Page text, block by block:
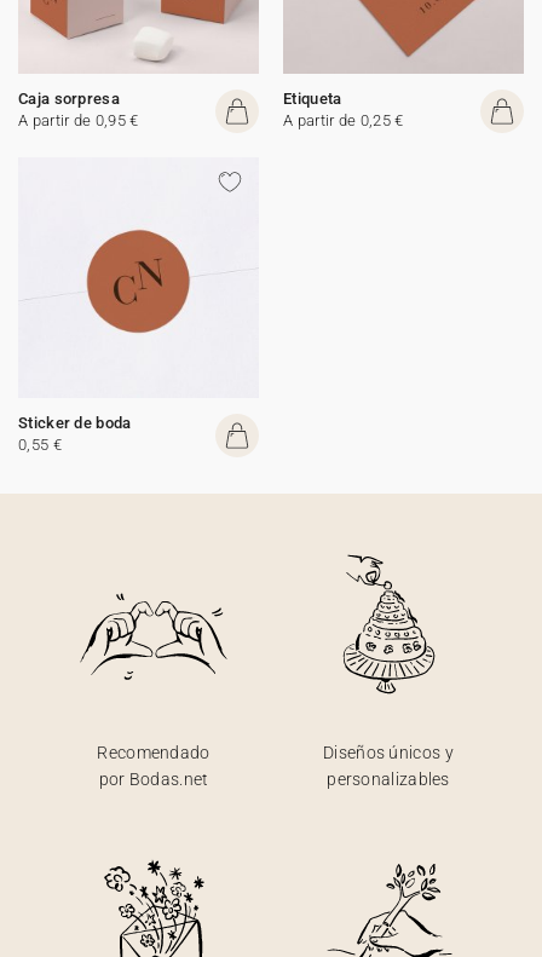
Caja sorpresa
A partir de 0,95 €
Etiqueta
A partir de 0,25 €
Sticker de boda
0,55 €
Recomendado
por Bodas.net
Diseños únicos y
personalizables